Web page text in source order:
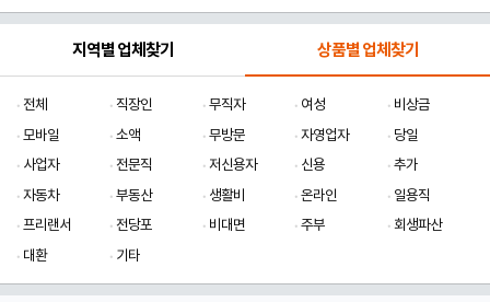
지역별 업체찾기 상품별 업체찾기
전체 직장인 무직자 여성
비상금
모바일
소액 무방문 자영업자
당일
사업자
전문직 저신용자 신용
추가
자동차
부동산 생활비 온라인
일용직
프리랜서
전당포 비대면 주부
회생파산
대환
기타